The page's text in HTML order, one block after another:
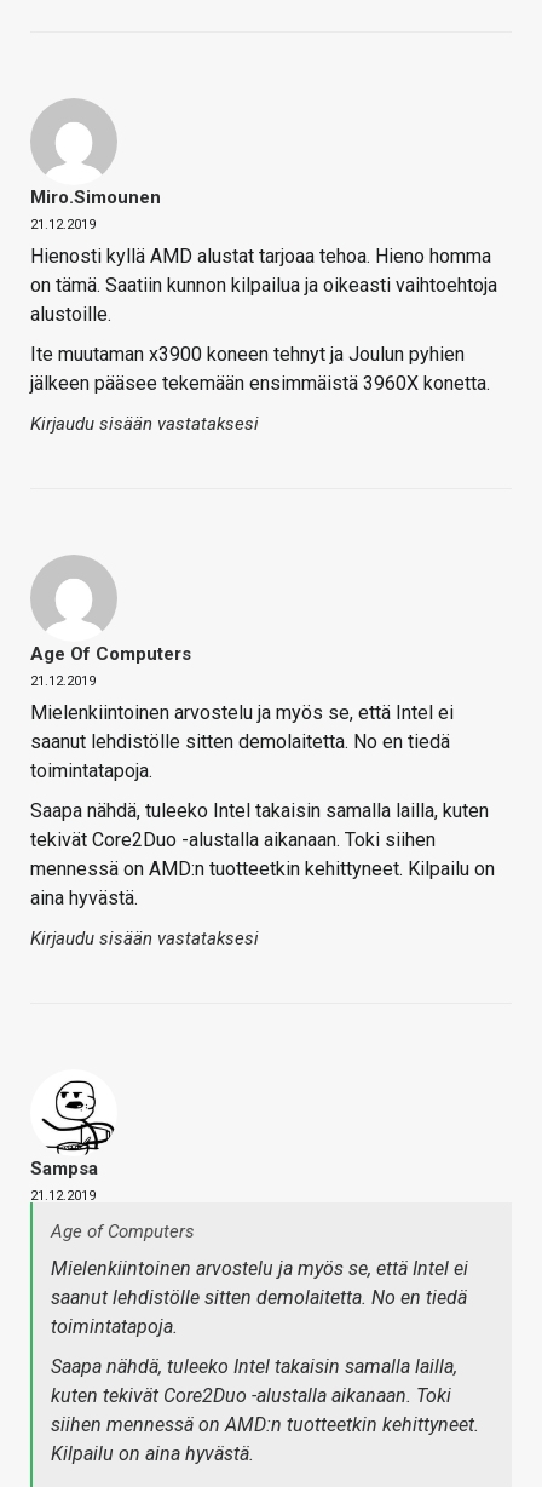
Miro.Simounen
21.12.2019
Hienosti kyllä AMD alustat tarjoaa tehoa. Hieno homma
on tämä. Saatiin kunnon kilpailua ja oikeasti vaihtoehtoja
alustoille.
Ite muutaman x3900 koneen tehnyt ja Joulun pyhien
jälkeen pääsee tekemään ensimmäistä 3960X konetta.
Kirjaudu sisään vastataksesi
Age Of Computers
21.12.2019
Mielenkiintoinen arvostelu ja myös se, että Intel ei
saanut lehdistölle sitten demolaitetta. No en tiedä
toimintatapoja.
Saapa nähdä, tuleeko Intel takaisin samalla lailla, kuten
tekivät Core2Duo -alustalla aikanaan. Toki siihen
mennessä on AMD:n tuotteetkin kehittyneet. Kilpailu on
aina hyvästä.
Kirjaudu sisään vastataksesi
Sampsa
21.12.2019
Age of Computers
Mielenkiintoinen arvostelu ja myös se, että Intel ei
saanut lehdistölle sitten demolaitetta. No en tiedä
toimintatapoja.
Saapa nähdä, tuleeko Intel takaisin samalla lailla,
kuten tekivät Core2Duo -alustalla aikanaan. Toki
siihen mennessä on AMD:n tuotteetkin kehittyneet.
Kilpailu on aina hyvästä.